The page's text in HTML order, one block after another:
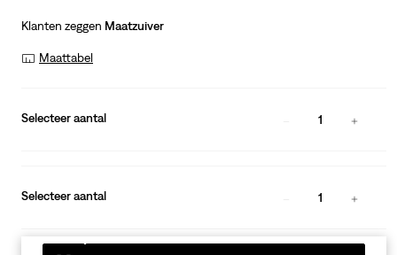
Klanten zeggen Maatzuiver
Maattabel
Selecteer aantal 1
Selecteer aantal 1